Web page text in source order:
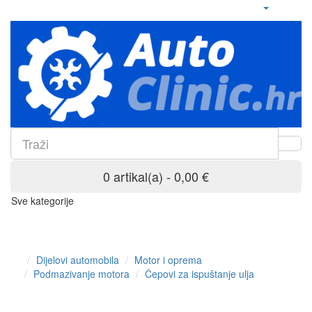
0 artikal(a) - 0,00 €
Sve kategorije
Dijelovi automobila
Motor i oprema
Podmazivanje motora
Čepovi za ispuštanje ulja